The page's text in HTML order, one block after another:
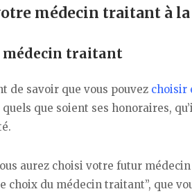
médecin traitant à la
médecin traitant
de savoir que vous pouvez choisir
quels que soient ses honoraires,
aurez choisi votre futur
choix du médecin traitant”, que